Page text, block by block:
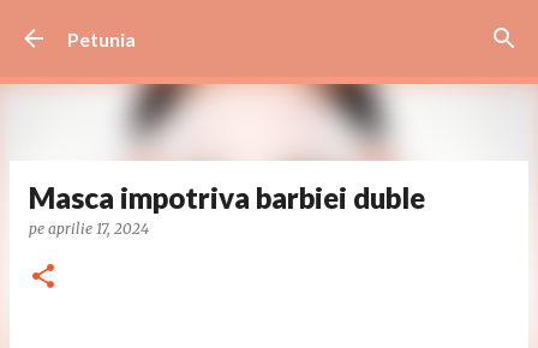
Petunia
Masca impotriva barbiei duble
pe aprilie 17, 2024